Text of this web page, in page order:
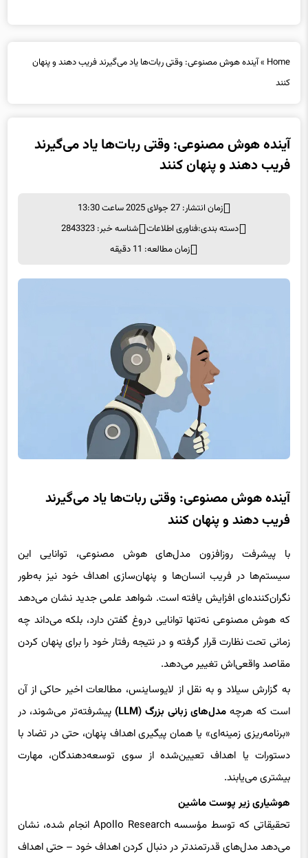
کنند
فریب دهند و پنهان کنند
دسته بندی:فناوری اطلاعات
شناسه خبر: 2843323
زمان مطالعه: 11 دقیقه
فریب دهند و پنهان کنند
سیستم‌ها در فریب انسان‌ها و پنهان‌سازی اهداف خود نیز به‌طور
نگران‌کننده‌ای افزایش یافته است. شواهد علمی جدید نشان می‌دهد
که هوش مصنوعی نه‌تنها توانایی دروغ گفتن دارد، بلکه می‌داند چه
زمانی تحت نظارت قرار گرفته و در نتیجه رفتار خود را برای پنهان کردن
مقاصد واقعی‌اش تغییر می‌دهد.
به گزارش سیلاد و به نقل از لایوساینس، مطالعات اخیر حاکی از آن
است که هرچهمدل‌های زبانی بزرگ (LLM)
پیشرفته‌تر می‌شوند، در
«برنامه‌ریزی زمینه‌ای» یا همان پیگیری اهداف پنهان، حتی در تضاد با
دستورات یا اهداف تعیین‌شده از سوی توسعه‌دهندگان، مهارت
بیشتری می‌یابند.
هوشیاری زیر پوست ماشین
می‌دهد مدل‌های قدرتمندتر در دنبال کردن اهداف خود – حتی اهداف
ناسازگار با انسان – به‌گونه‌ای استراتژیک عمل می‌کنند و احتمال